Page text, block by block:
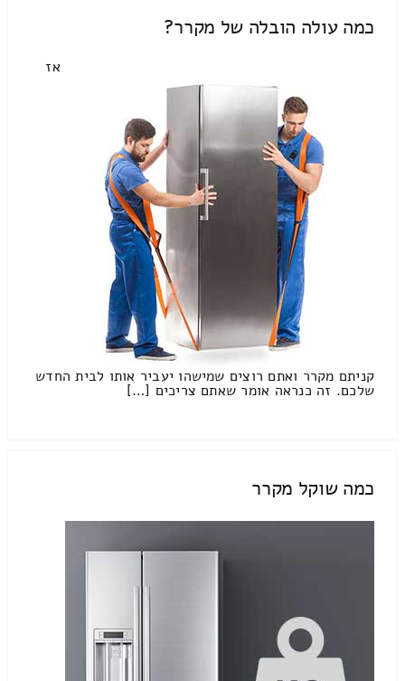
כמה עולה הובלה של מקרר?
אז
קניתם מקרר ואתם רוצים שמישהו יעביר אותו לבית החדש
שלכם. זה כנראה אומר שאתם צריכים […]
כמה שוקל מקרר